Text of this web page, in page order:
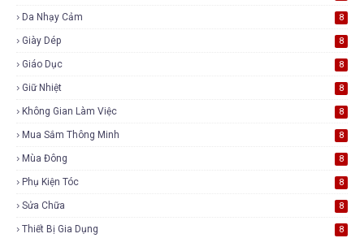
Da Nhạy Cảm 8
Giày Dép 8
Giáo Dục 8
Giữ Nhiệt 8
Không Gian Làm Việc 8
Mua Sắm Thông Minh 8
Mùa Đông 8
Phụ Kiện Tóc 8
Sửa Chữa 8
Thiết Bị Gia Dụng 8